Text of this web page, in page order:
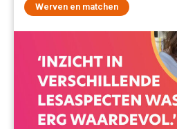
Werven en matchen